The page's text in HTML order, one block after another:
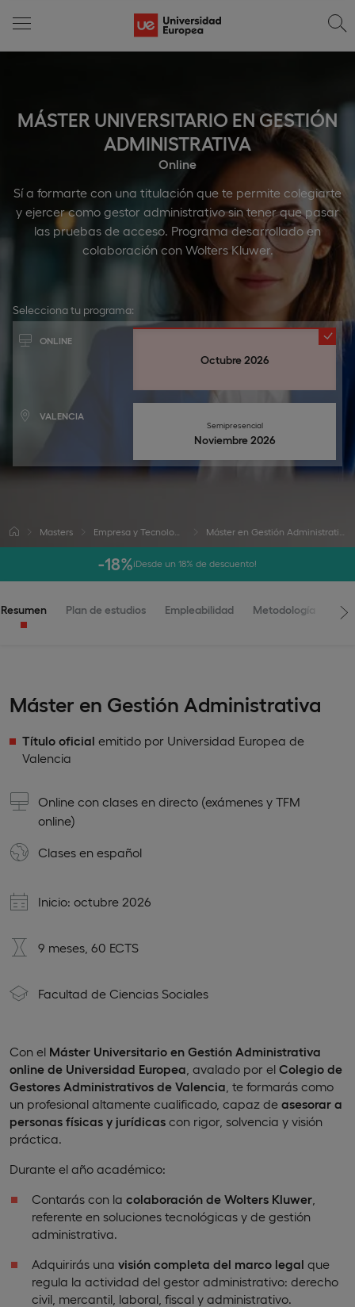
MÁSTER UNIVERSITARIO EN GESTIÓN
ADMINISTRATIVA
Online
Sí a formarte con una titulación que te permite colegiarte
y ejercer como gestor administrativo sin tener que pasar
las pruebas de acceso. Programa desarrollado en
colaboración con Wolters Kluwer.
Selecciona tu programa:
ONLINE
Octubre 2026
VALENCIA
Semipresencial
Noviembre 2026
Masters Máster en Gestión Administrativa
-18%¡Desde un 18% de descuento!
Resumen Plan de estudios Empleabilidad Metodología
Máster en Gestión Administrativa
Título oficial emitido por Universidad Europea de
Valencia
Online con clases en directo (exámenes y TFM
online)
Clases en español
Inicio: octubre 2026
9 meses, 60 ECTS
Facultad de Ciencias Sociales
Con el Máster Universitario en Gestión Administrativa
online de Universidad Europea , avalado por el Colegio de
Gestores Administrativos de Valencia , te formarás como
un profesional altamente cualificado, capaz de asesorar a
personas físicas y jurídicas con rigor, solvencia y visión
práctica.
Durante el año académico:
Contarás con la colaboración de Wolters Kluwer
referente en soluciones tecnológicas y de gestión
administrativa.
Adquirirás una visión completa del marco legal que
regula la actividad del gestor administrativo: derecho
civil, mercantil, laboral, fiscal y administrativo.